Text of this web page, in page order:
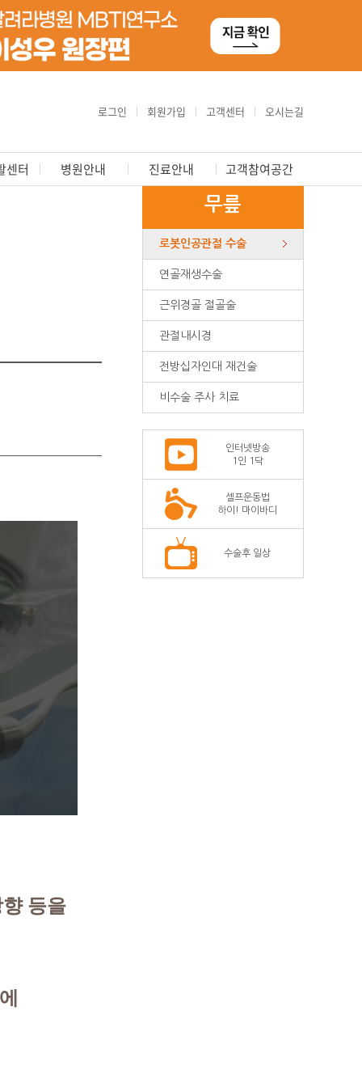
로그인 회원가입 고객센터 오시는길
센터 병원안내 진료안내 고객참여공간
등을
무릎
로봇인공관절 수술
연골재생수술
근위경골 절골술
관절내시경
전방십자인대 재건술
비수술 주사 치료
인터넷방송
1인 1닥
셀프운동법
하이! 마이바디
수술후 일상